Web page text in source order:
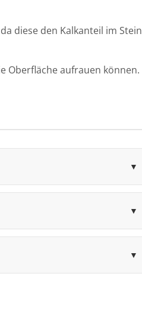
diese den Kalkanteil im Stein
Oberfläche aufrauen können.
▼
▼
▼